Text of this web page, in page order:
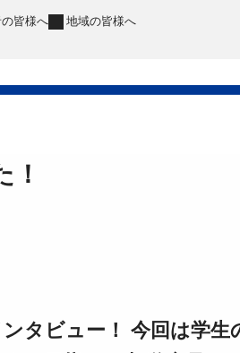
の皆様へ 地域の皆様へ
！
タビュー！ 今回は学